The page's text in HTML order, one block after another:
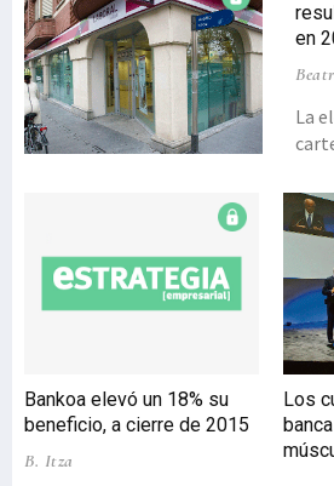
en
La
un
por
de
Bankoa elevó un 18% su
beneficio, a cierre de 2015
B. Itza
Los